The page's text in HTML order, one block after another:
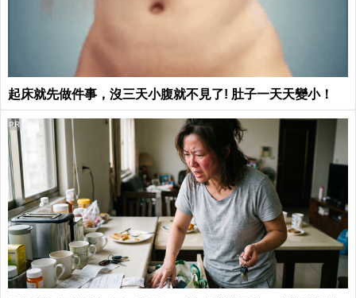
起床就先做件事，沒三天小腹就不見了! 肚子一天天變小！
PR